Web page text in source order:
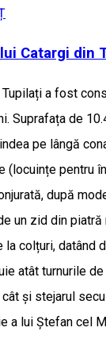
Catargi din
Tupilați a fost
Suprafața de
pe lângă
(locuințe pentru
după
un zid din piatră
la colțuri, datând
atât turnurile
și stejarul
a lui Ștefan cel